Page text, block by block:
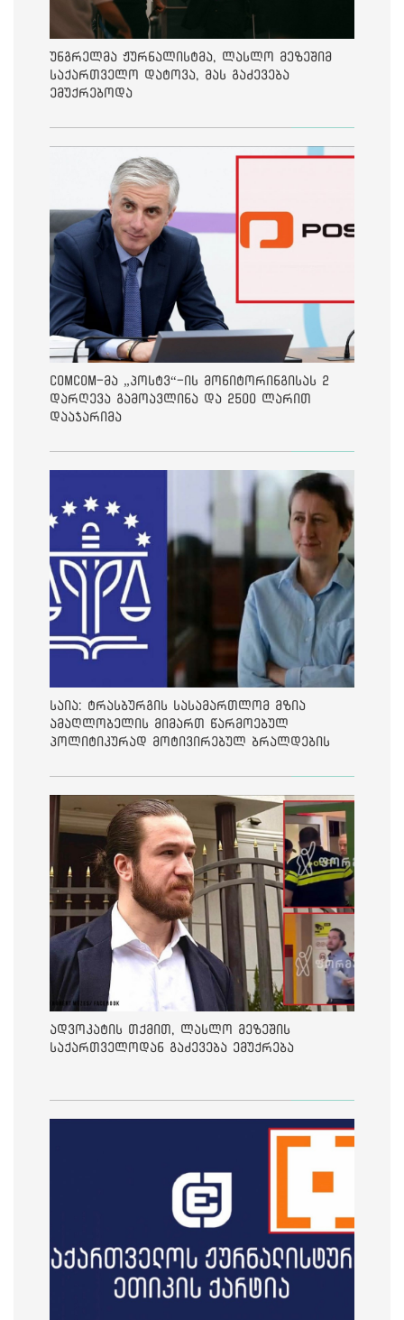
უნგრელმა ჟურნალისტმა, ლასლო მეზეშიმ
საქართველო დატოვა, მას გაძევება
ემუქრებოდა
ComCom-მა „პოსტვ“-ის მონიტორინგისას 2
დარღევა გამოავლინა და 2500 ლარით
დააჯარიმა
საია: ტრასბურგის სასამართლომ მზია
ამაღლობელის მიმართ წარმოებულ
პოლიტიკურად მოტივირებულ ბრალდების
ადვოკატის თქმით, ლასლო მეზეშის
საქართველოდან გაძევება ემუქრება